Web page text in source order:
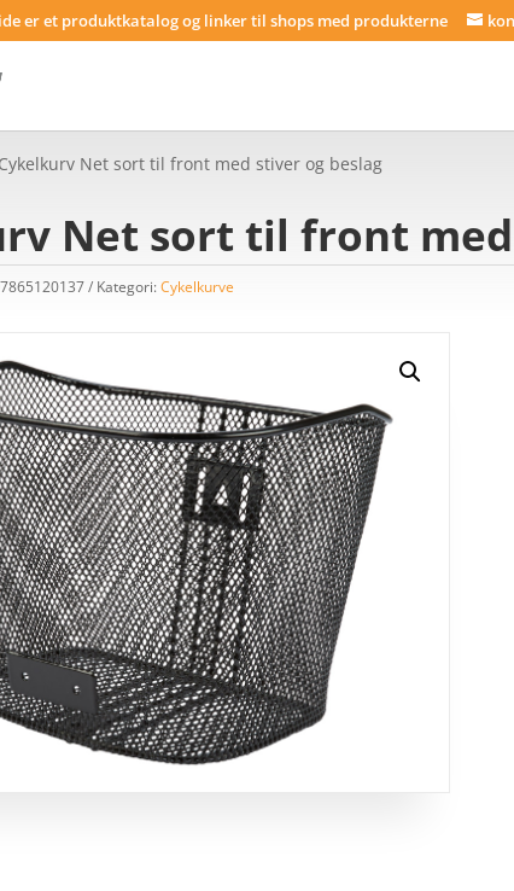
er et produktkatalog og linker til shops med produkterne
Net sort til front med stiver og beslag
Net sort til front
Kategori:Cykelkurve